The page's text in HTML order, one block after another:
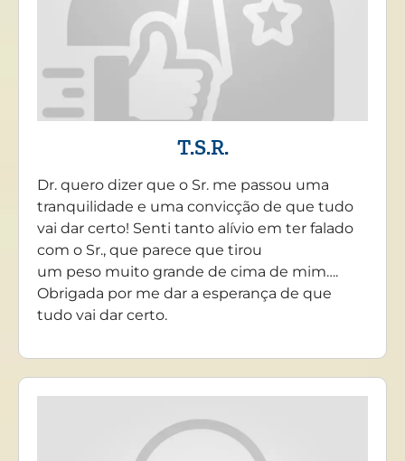
T.S.R.
Dr. quero dizer que o Sr. me passou uma
tranquilidade e uma convicção de que tudo
vai dar certo! Senti tanto alívio em ter falado
com o Sr., que parece que tirou
um peso muito grande de cima de mim….
Obrigada por me dar a esperança de que
tudo vai dar certo.